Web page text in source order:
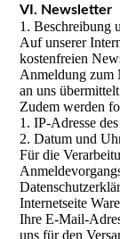
VI. Newsletter
1. Beschreibung
Auf unserer
kostenfreien
Anmeldung zum
an uns
Zudem werden
1. IP-Adresse
2. Datum und
Für die
Internetseite
Ihre E-Mail-
uns für den